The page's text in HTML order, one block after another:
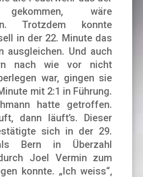
wäre
Trotzdem konnte
in der 22. Minute das
ausgleichen. Und auch
nach wie vor nicht
war, gingen sie
mit 2:1 in Führung.
hatte getroffen.
dann läuft’s. Dieser
sich in der 29.
Bern in Überzahl
Joel Vermin zum
konnte. „Ich weiss“,